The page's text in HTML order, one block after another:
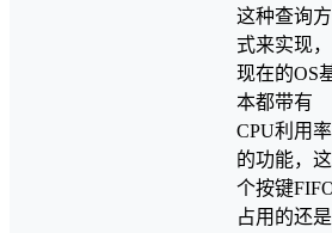
这种查询方
式来实现，
现在的OS
本都带有
CPU利用率
的功能，这
个按键
占用的还是